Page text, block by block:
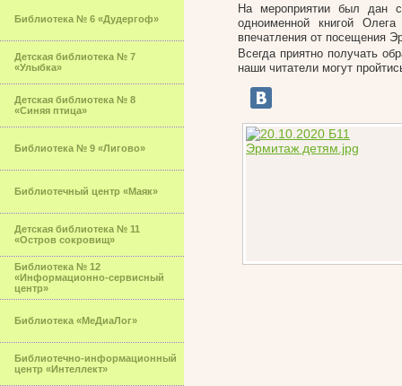
Библиотека № 6 «Дудергоф»
Детская библиотека № 7
«Улыбка»
Детская библиотека № 8
«Синяя птица»
Библиотека № 9 «Лигово»
Библиотечный центр «Маяк»
Детская библиотека № 11
«Остров сокровищ»
Библиотека № 12
«Информационно-сервисный
центр»
Библиотека «МеДиаЛог»
Библиотечно-информационный
центр «Интеллект»
На мероприятии был дан
одноименной книгой
впечатления от посещения
Всегда приятно получать
наши читатели могут